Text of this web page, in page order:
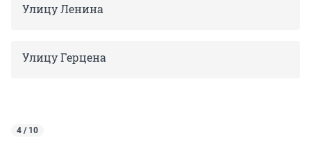
Улицу Ленина
Улицу Герцена
4 / 10